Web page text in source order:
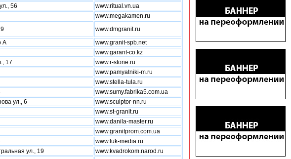
56
www.ritual.vn.ua
www.megakamen.ru
www.dmgranit.ru
А
www.granit-spb.net
www.garant-co.kz
17
www.r-stone.ru
www.pamyatniki-m.ru
www.stella-tula.ru
www.sumy.fabrika5.com.ua
ул., 6
www.sculptor-nn.ru
www.st-granit.ru
www.danila-master.ru
www.granitprom.com.ua
www.luk-media.ru
ул., 19
www.kvadrokom.narod.ru